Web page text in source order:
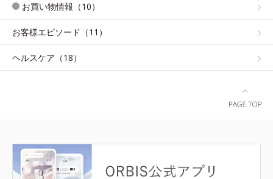
お買い物情報（10）
お客様エピソード（11）
ヘルスケア（18）